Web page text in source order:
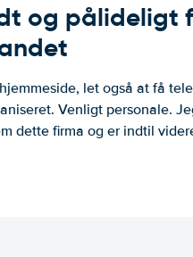
og pålideligt
let også at få
Venligt personale.
dette firma og er indtil